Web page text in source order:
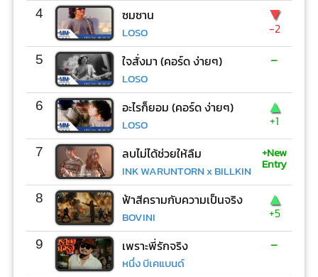
4 ซมซาน
LOSO
▼
-2
5 ใจสั่งมา (คอร์ด ง่ายๆ)
LOSO
-
6 อะไรก็ยอม (คอร์ด ง่ายๆ)
LOSO
▲
+1
7 ลบไม่ได้ช่วยให้ลืม
INK WARUNTORN x BILLKIN
+New
Entry
8 ฟ้าสีครามกับความเป็นจริง
BOVINI
▲
+5
9 เพราะพี่รักจริง
หนึ่ง บีเคแบนด์
-